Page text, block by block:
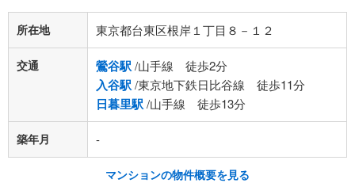
所在地 東京都台東区根岸１丁目８－１２
交通 鶯谷駅/山手線 徒歩2分
入谷駅/東京地下鉄日比谷線 徒歩11分
日暮里駅/山手線 徒歩13分
築年月 -
マンションの物件概要を見る